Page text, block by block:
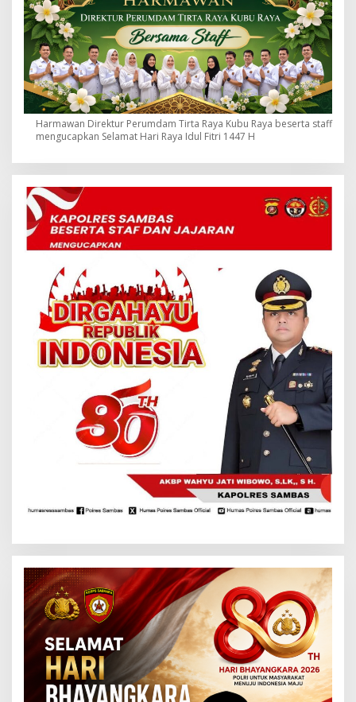
Harmawan Direktur Perumdam Tirta Raya Kubu Raya beserta staff
mengucapkan Selamat Hari Raya Idul Fitri 1447 H